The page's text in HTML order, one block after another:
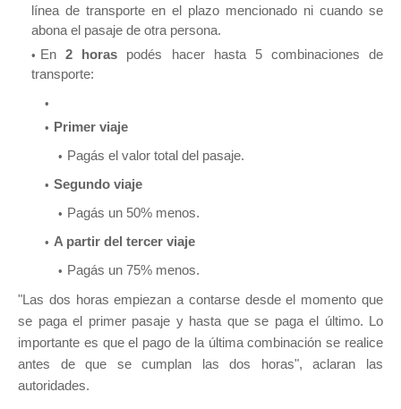
línea de transporte en el plazo mencionado ni cuando se
abona el pasaje de otra persona.
En2 horas podés hacer hasta 5 combinaciones de
transporte:
Primer viaje
Pagás el valor total del pasaje.
Segundo viaje
Pagás un 50% menos.
A partir del tercer viaje
Pagás un 75% menos.
"Las dos horas empiezan a contarse desde el momento que
se paga el primer pasaje y hasta que se paga el último. Lo
importante es que el pago de la última combinación se realice
antes de que se cumplan las dos horas", aclaran las
autoridades.